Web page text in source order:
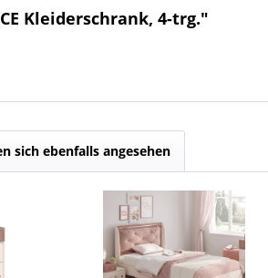
Kleiderschrank, 4-trg."
sich ebenfalls angesehen